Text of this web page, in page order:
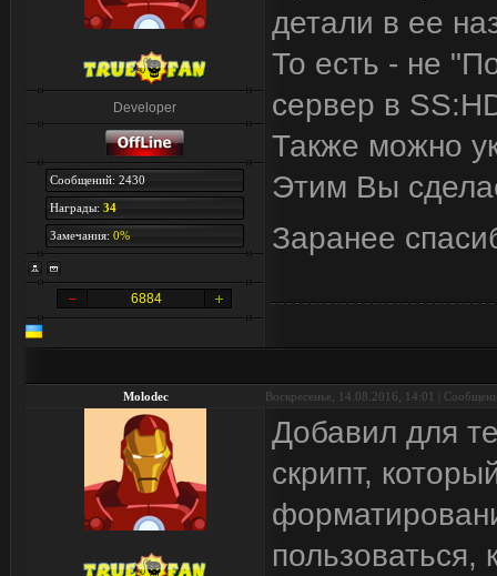
Developer
Сообщений: 2430
Награды: 34
Замечания: 0%
6884
детали в ее
То есть - не
сервер в
Также можно
Этим Вы
Заранее
Molodec Воскресенье, 14.08.2016, 14:01 |
Добавил для
скрипт,
пользоваться,